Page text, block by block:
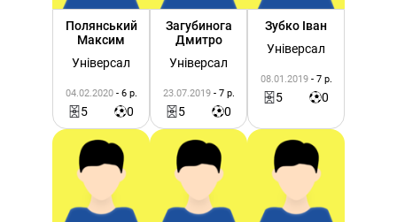
Полянський
Максим
Універсал
04.02.2020 - 6 р.
5 0
Загубинога
Дмитро
Універсал
23.07.2019 - 7 р.
5 0
Зубко Іван
Універсал
08.01.2019 - 7 р.
5 0